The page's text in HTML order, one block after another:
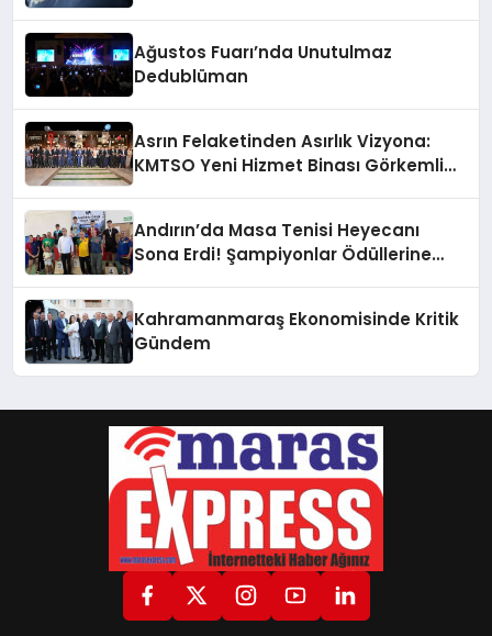
Ağustos Fuarı’nda Unutulmaz
Dedublüman
Asrın Felaketinden Asırlık Vizyona:
KMTSO Yeni Hizmet Binası Görkemli
Andırın’da Masa Tenisi Heyecanı
Sona Erdi! Şampiyonlar Ödüllerine
Kahramanmaraş Ekonomisinde Kritik
Gündem